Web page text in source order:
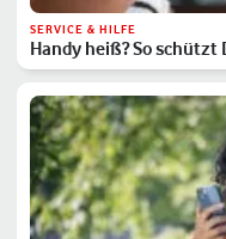
SERVICE & HILFE
Handy heiß? So